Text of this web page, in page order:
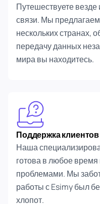
Путешествуете
связи. Мы
нескольких странах,
передачу данных
мира вы находитесь.
Поддержка
Наша
готова в любое
проблемами. Мы
работы с Esimy был
хлопот.